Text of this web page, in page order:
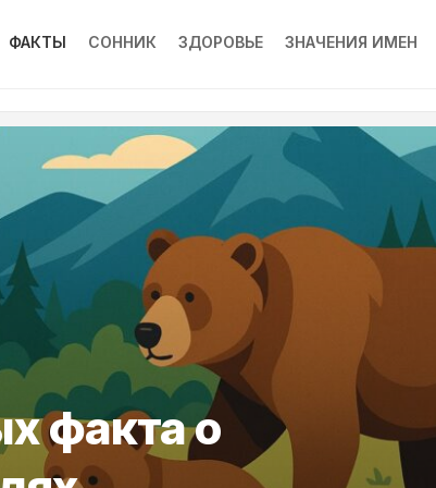
ФАКТЫ СОННИК ЗДОРОВЬЕ ЗНАЧЕНИЯ ИМЕН
факта о